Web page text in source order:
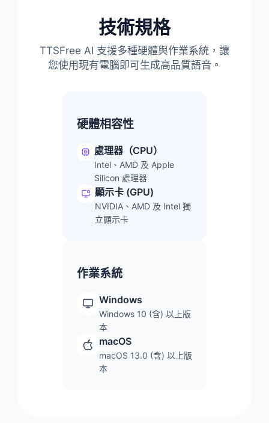
技術規格
TTSFree AI 支援多種硬體與作業系統，讓
您使用現有電腦即可生成高品質語音。
硬體相容性
處理器（CPU）
Intel、AMD 及 Apple
Silicon 處理器
顯示卡 (GPU)
NVIDIA、AMD 及 Intel 獨
立顯示卡
作業系統
Windows
Windows 10 (含) 以上版
本
macOS
macOS 13.0 (含) 以上版
本